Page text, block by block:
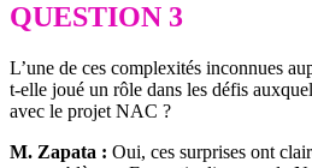
QUESTION 3
L’une de ces complexités inconnues
t-elle joué un rôle dans les défis
avec le projet NAC ?
M. Zapata : Oui, ces surprises ont